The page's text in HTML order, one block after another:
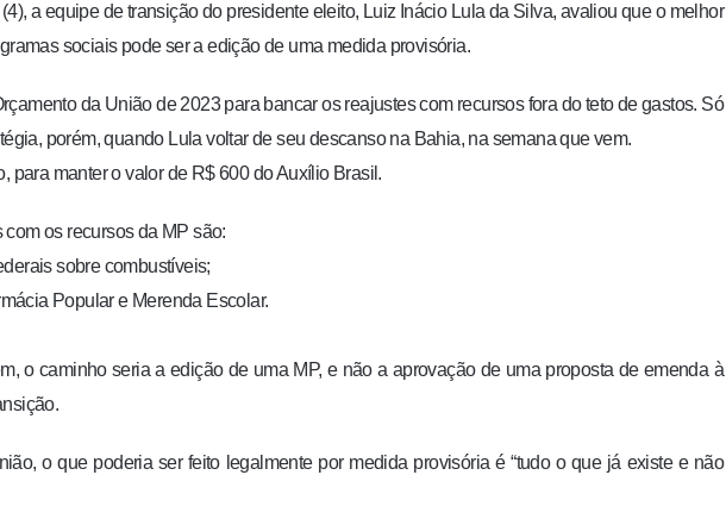
a equipe de transição do presidente eleito, Luiz Inácio Lula da Silva, avaliou que o melhor
sociais pode ser a edição de uma medida provisória.
da União de 2023 para bancar os reajustes com recursos fora do teto de gastos. Só
porém, quando Lula voltar de seu descanso na Bahia, na semana que vem.
para manter o valor de R$ 600 do Auxílio Brasil.
os recursos da MP são:
sobre combustíveis;
Popular e Merenda Escolar.
o caminho seria a edição de uma MP, e não a aprovação de uma proposta de emenda à
o que poderia ser feito legalmente por medida provisória é “tudo o que já existe e não